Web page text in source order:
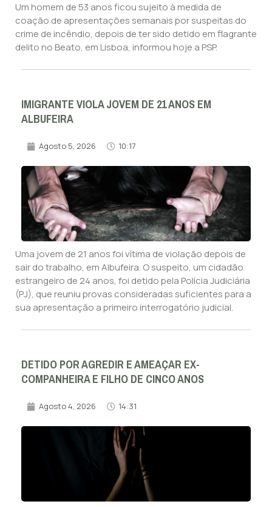
Um homem de 53 anos ficou sujeito à medida de
coação de apresentações semanais por suspeitas do
crime de incêndio, depois de ter sido detido em flagrante
delito no Beato, em Lisboa, informou hoje a PSP.
IMIGRANTE VIOLA JOVEM DE 21 ANOS EM
ALBUFEIRA
Agosto 5, 2026 10:17
Uma jovem de 21 anos foi vítima de violação depois de
sair do trabalho, em Albufeira. O suspeito, um cidadão
estrangeiro de 24 anos, foi detido pela Polícia Judiciária
(PJ), que reuniu provas consideradas suficientes para a
sua apresentação a primeiro interrogatório judicial.
DETIDO POR AGREDIR E AMEAÇAR EX-
COMPANHEIRA E FILHO DE CINCO ANOS
Agosto 4, 2026 14:31